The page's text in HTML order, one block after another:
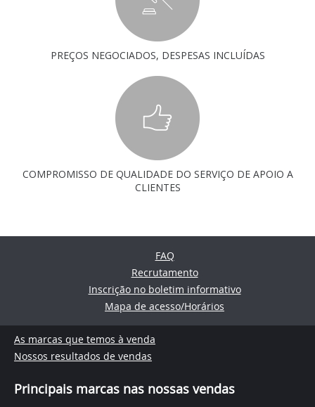
PREÇOS NEGOCIADOS, DESPESAS INCLUÍDAS
COMPROMISSO DE QUALIDADE DO SERVIÇO DE APOIO A
CLIENTES
FAQ
Recrutamento
Inscrição no boletim informativo
Mapa de acesso/Horários
As marcas que temos à venda
Nossos resultados de vendas
Principais marcas nas nossas vendas